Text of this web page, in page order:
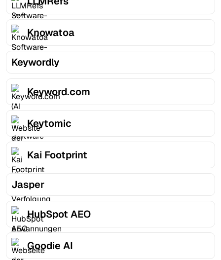
Knowatoa
Keywordly
Keyword.com
Keytomic
Kai Footprint
Jasper
HubSpot AEO
Goodie AI